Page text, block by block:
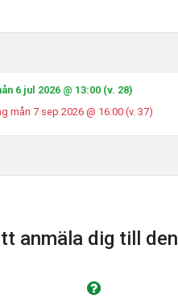
6 jul 2026 @ 13:00 (v. 28)
mån 7 sep 2026 @ 16:00 (v. 37)
anmäla dig till den